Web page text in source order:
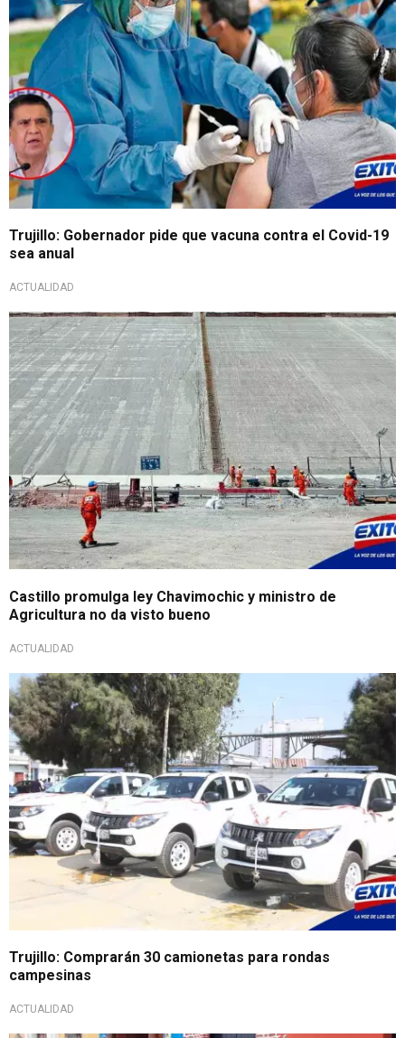
Trujillo: Gobernador pide que vacuna contra el Covid-19
sea anual
ACTUALIDAD
Castillo promulga ley Chavimochic y ministro de
Agricultura no da visto bueno
ACTUALIDAD
Trujillo: Comprarán 30 camionetas para rondas
campesinas
ACTUALIDAD